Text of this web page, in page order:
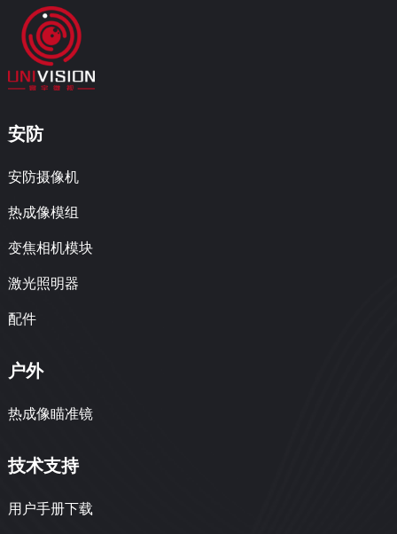
安防
安防摄像机
热成像模组
变焦相机模块
激光照明器
配件
户外
热成像瞄准镜
技术支持
用户手册下载